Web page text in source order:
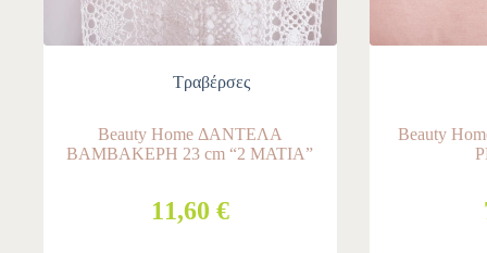
Τραβέρσες
Beauty Home ΔΑΝΤΕΛΑ
ΒΑΜΒΑΚΕΡΗ 23 cm “2 ΜΑΤΙΑ”
11,60 €
Beauty